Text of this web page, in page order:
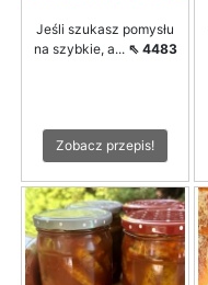
Jeśli szukasz pomysłu
na szybkie, a... ⇖ 4483
Zobacz przepis!